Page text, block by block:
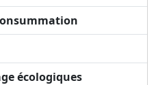
Mountain view
écologiques